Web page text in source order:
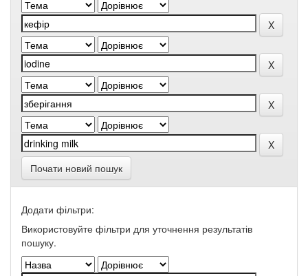
Почати новий пошук
Додати фільтри:
Використовуйте фільтри для уточнення результатів
пошуку.